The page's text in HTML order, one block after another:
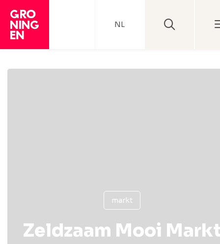
NL
markt
Zeldzaam Mooi